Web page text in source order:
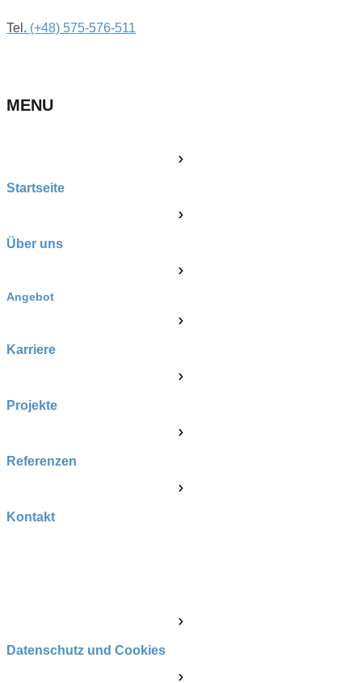
Tel. (+48) 575-576-511
MENU
Startseite
Über uns
Angebot
Karriere
Projekte
Referenzen
Kontakt
Datenschutz und Cookies